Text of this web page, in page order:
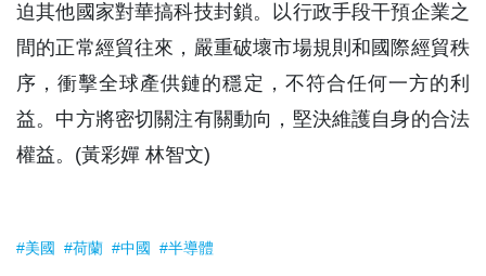
迫其他國家對華搞科技封鎖。以行政手段干預企業之
間的正常經貿往來，嚴重破壞市場規則和國際經貿秩
序，衝擊全球產供鏈的穩定，不符合任何一方的利
益。中方將密切關注有關動向，堅決維護自身的合法
權益。(黃彩嬋 林智文)
#美國 #荷蘭 #中國 #半導體